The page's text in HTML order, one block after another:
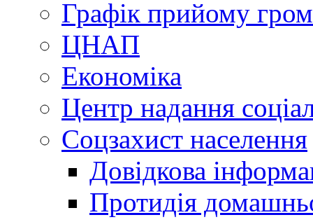
Графік прийому
ЦНАП
Економіка
Центр надання
Соцзахист населення
Довідкова
Протидія